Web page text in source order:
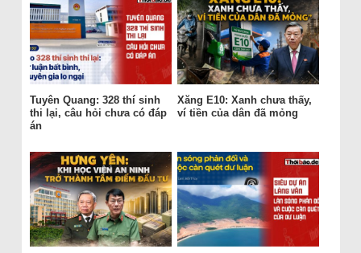
Tuyên Quang: 328 thí sinh
thi lại, câu hỏi chưa có đáp
án
Xăng E10: Xanh chưa thấy,
ví tiền của dân đã mỏng